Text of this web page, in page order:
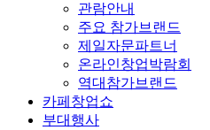
관람안내
주요 참가브랜드
제일자문파트너
온라인창업박람회
역대참가브랜드
카페창업쇼
부대행사